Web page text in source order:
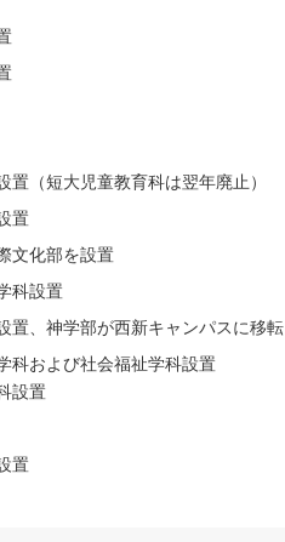
置（短大児童教育科は翌年廃止）
置
文化部を設置
科設置
置、神学部が西新キャンパスに移転
科および社会福祉学科設置
設置
置